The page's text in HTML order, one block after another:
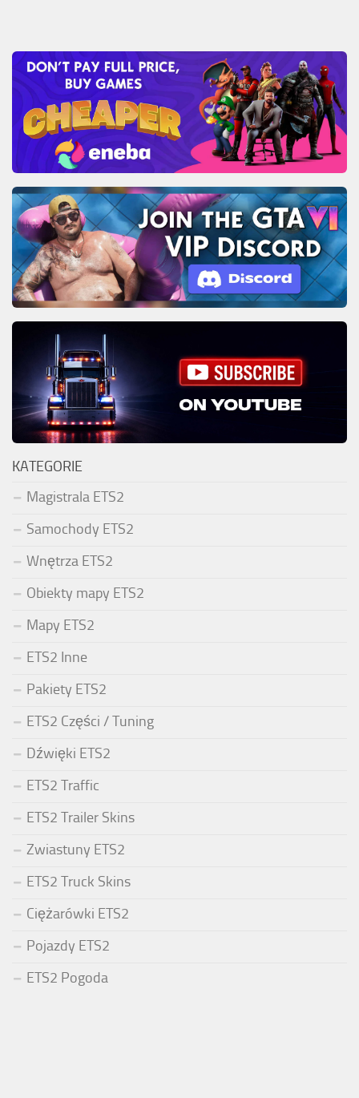
KATEGORIE
Magistrala ETS2
Samochody ETS2
Wnętrza ETS2
Obiekty mapy ETS2
Mapy ETS2
ETS2 Inne
Pakiety ETS2
ETS2 Części / Tuning
Dźwięki ETS2
ETS2 Traffic
ETS2 Trailer Skins
Zwiastuny ETS2
ETS2 Truck Skins
Ciężarówki ETS2
Pojazdy ETS2
ETS2 Pogoda